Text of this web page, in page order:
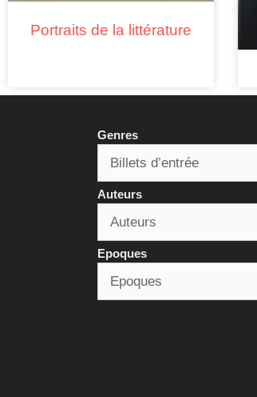
Portraits de la littérature
Genres
Auteurs
Epoques